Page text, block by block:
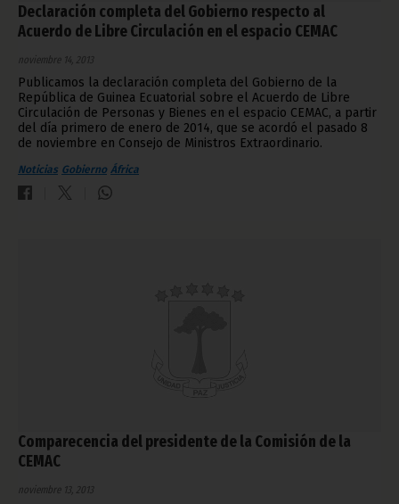
Declaración completa del Gobierno respecto al
Acuerdo de Libre Circulación en el espacio CEMAC
noviembre 14, 2013
Publicamos la declaración completa del Gobierno de la
República de Guinea Ecuatorial sobre el Acuerdo de Libre
Circulación de Personas y Bienes en el espacio CEMAC, a partir
del día primero de enero de 2014, que se acordó el pasado 8
de noviembre en Consejo de Ministros Extraordinario.
Noticias Gobierno África
Comparecencia del presidente de la Comisión de la
CEMAC
noviembre 13, 2013